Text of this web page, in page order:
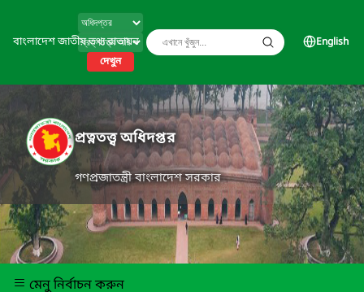
বাংলাদেশ জাতীয় তথ্য বাতায়ন
দেখুন
English
প্রত্নতত্ত্ব অধিদপ্তর
গণপ্রজাতন্ত্রী বাংলাদেশ সরকার
মেনু নির্বাচন করুন